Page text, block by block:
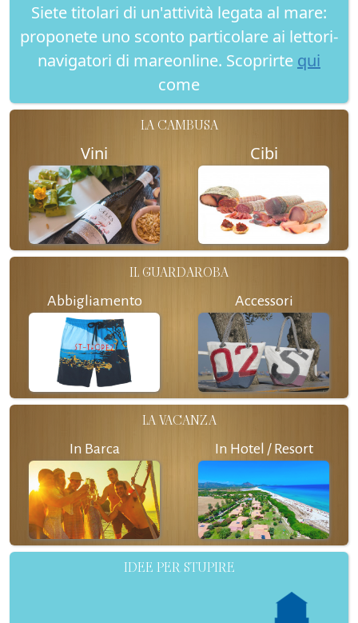
Siete titolari di un'attività legata al mare:
proponete uno sconto particolare ai lettori-
navigatori di mareonline. Scoprirte qui
come
LA CAMBUSA
Vini Cibi
IL GUARDAROBA
Abbigliamento Accessori
LA VACANZA
In Barca In Hotel / Resort
IDEE PER STUPIRE